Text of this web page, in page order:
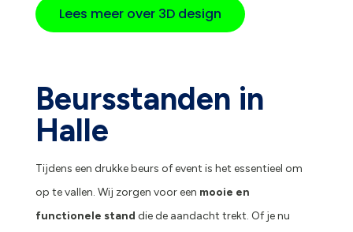
Lees meer over 3D design
Beursstanden in
Halle
Tijdens een drukke beurs of event is het essentieel om
op te vallen. Wij zorgen voor een mooie en
functionele stand die de aandacht trekt. Of je nu